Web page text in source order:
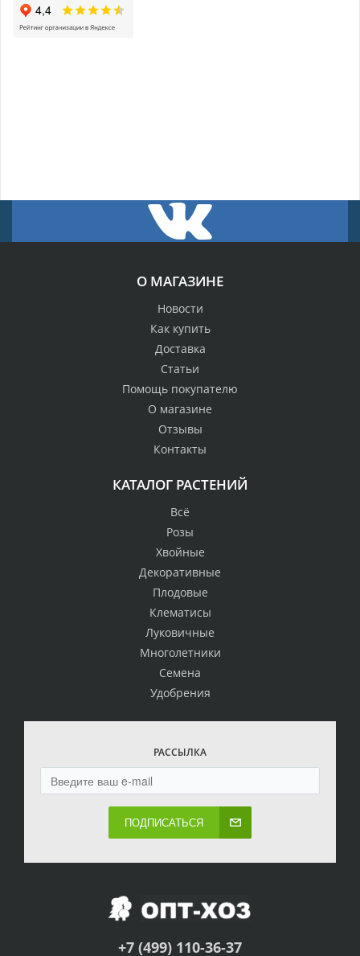
О МАГАЗИНЕ
Новости
Как купить
Доставка
Статьи
Помощь покупателю
О магазине
Отзывы
Контакты
КАТАЛОГ РАСТЕНИЙ
Всё
Розы
Хвойные
Декоративные
Плодовые
Клематисы
Луковичные
Многолетники
Семена
Удобрения
РАССЫЛКА
ПОДПИСАТЬСЯ
+7 (499) 110-36-37